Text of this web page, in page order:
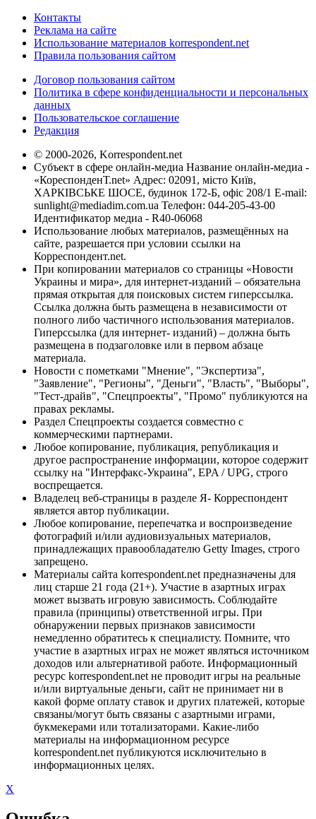
Контакты
Реклама на сайте
Использование материалов korrespondent.net
Правила пользования сайтом
Договор пользования сайтом
Политика в сфере конфиденциальности и персональных
данных
Пользовательское соглашение
Редакция
© 2000-2026, Korrespondent.net
Субъект в сфере онлайн-медиа Название онлайн-медиа -
«КореспонденТ.net» Адрес: 02091, місто Київ,
ХАРКІВСЬКЕ ШОСЕ, будинок 172-Б, офіс 208/1 E-mail:
sunlight@mediadim.com.ua Телефон: 044-205-43-00
Идентификатор медиа - R40-06068
Использование любых материалов, размещённых на
сайте, разрешается при условии ссылки на
Корреспондент.net.
При копировании материалов со страницы «Новости
Украины и мира», для интернет-изданий – обязательна
прямая открытая для поисковых систем гиперссылка.
Ссылка должна быть размещена в независимости от
полного либо частичного использования материалов.
Гиперссылка (для интернет- изданий) – должна быть
размещена в подзаголовке или в первом абзаце
материала.
Новости с пометками "Мнение", "Экспертиза",
"Заявление", "Регионы", "Деньги", "Власть", "Выборы",
"Тест-драйв", "Спецпроекты", "Промо" публикуются на
правах рекламы.
Раздел Спецпроекты создается совместно с
коммерческими партнерами.
Любое копирование, публикация, републикация и
другое распространение информации, которое содержит
ссылку на "Интерфакс-Украина", EPA / UPG, строго
воспрещается.
Владелец веб-страницы в разделе Я- Корреспондент
является автор публикации.
Любое копирование, перепечатка и воспроизведение
фотографий и/или аудиовизуальных материалов,
принадлежащих правообладателю Getty Images, строго
запрещено.
Материалы сайта korrespondent.net предназначены для
лиц старше 21 года (21+). Участие в азартных играх
может вызвать игровую зависимость. Соблюдайте
правила (принципы) ответственной игры. При
обнаружении первых признаков зависимости
немедленно обратитесь к специалисту. Помните, что
участие в азартных играх не может являться источником
доходов или альтернативой работе. Информационный
ресурс korrespondent.net не проводит игры на реальные
и/или виртуальные деньги, сайт не принимает ни в
какой форме оплату ставок и других платежей, которые
связаны/могут быть связаны с азартными играми,
букмекерами или тотализаторами. Какие-либо
материалы на информационном ресурсе
korrespondent.net публикуются исключительно в
информационных целях.
X